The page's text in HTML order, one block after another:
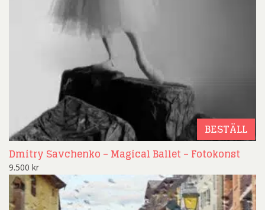
BESTÄLL
Dmitry Savchenko – Magical Ballet – Fotokonst
9.500 kr